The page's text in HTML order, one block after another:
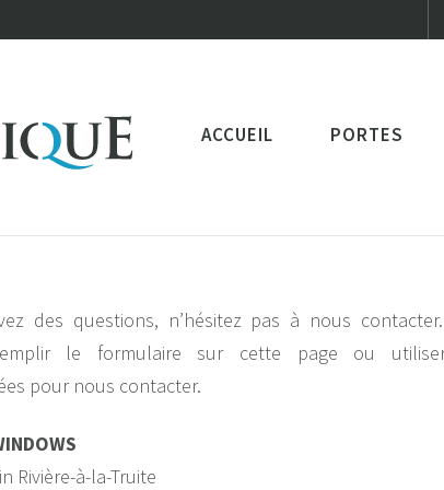
ACCUEIL PORTES
des questions, n’hésitez pas à nous
le formulaire sur cette page ou
pour nous contacter.
Rivière-à-la-Truite